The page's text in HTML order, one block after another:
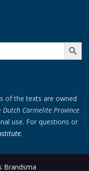
SEARCH
of the texts are owned
Dutch Carmelite Province.
use. For questions or
.
Brandsma